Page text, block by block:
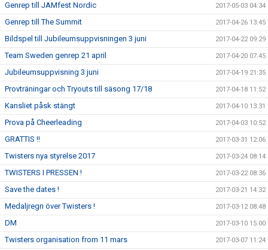
Genrep till JAMfest Nordic 2017-05-03 04:34
Genrep till The Summit 2017-04-26 13:45
Bildspel till Jubileumsuppvisningen 3 juni 2017-04-22 09:29
Team Sweden genrep 21 april 2017-04-20 07:45
Jubileumsuppvisning 3 juni 2017-04-19 21:35
Provträningar och Tryouts till säsong 17/18 2017-04-18 11:52
Kansliet påsk stängt 2017-04-10 13:31
Prova på Cheerleading 2017-04-03 10:52
GRATTIS !! 2017-03-31 12:06
Twisters nya styrelse 2017 2017-03-24 08:14
TWISTERS I PRESSEN ! 2017-03-22 08:36
Save the dates ! 2017-03-21 14:32
Medaljregn över Twisters ! 2017-03-12 08:48
DM 2017-03-10 15:00
Twisters organisation from 11 mars 2017-03-07 11:24